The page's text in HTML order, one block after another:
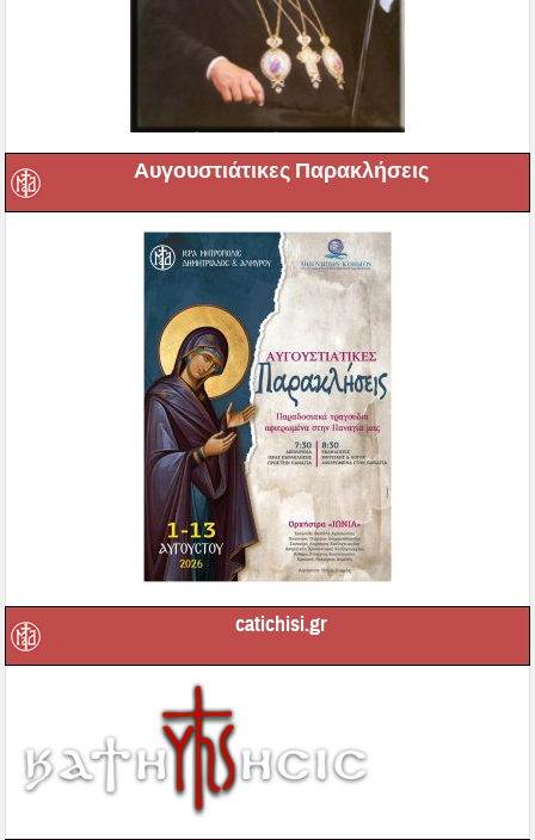
Αυγουστιάτικες Παρακλήσεις
catichisi.gr